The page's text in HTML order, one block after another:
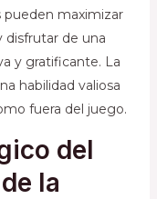
pueden maximizar
de una
y gratificante. La
habilidad valiosa
fuera del juego.
del
la